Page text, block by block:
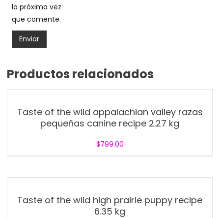
la próxima vez
que comente.
Productos relacionados
Taste of the wild appalachian valley razas
pequeñas canine recipe 2.27 kg
$799.00
Taste of the wild high prairie puppy recipe
6.35 kg